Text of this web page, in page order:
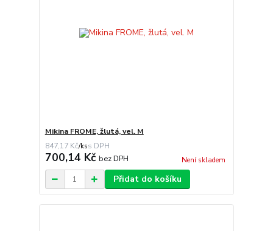
Mikina FROME, žlutá, vel. M
847,17 Kč/ks
700,14 Kč bez DPH Není skladem
Přidat do košíku